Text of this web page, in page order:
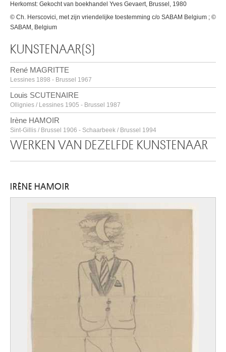
Herkomst: Gekocht van boekhandel Yves Gevaert, Brussel, 1980
© Ch. Herscovici, met zijn vriendelijke toestemming c/o SABAM Belgium ; ©
SABAM, Belgium
KUNSTENAAR(S)
René MAGRITTE
Lessines 1898 - Brussel 1967
Louis SCUTENAIRE
Ollignies / Lessines 1905 - Brussel 1987
Irène HAMOIR
Sint-Gillis / Brussel 1906 - Schaarbeek / Brussel 1994
Paul NOUGÉ
WERKEN VAN DEZELFDE KUNSTENAAR
IRÈNE HAMOIR